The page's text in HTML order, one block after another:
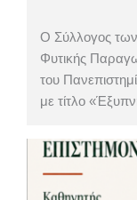
Ο Σύλλογος
Φυτικής
του
με τίτλο